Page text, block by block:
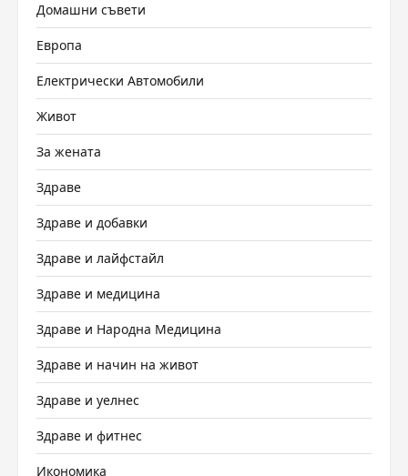
Домашни съвети
Европа
Електрически Автомобили
Живот
За жената
Здраве
Здраве и добавки
Здраве и лайфстайл
Здраве и медицина
Здраве и Народна Медицина
Здраве и начин на живот
Здраве и уелнес
Здраве и фитнес
Икономика